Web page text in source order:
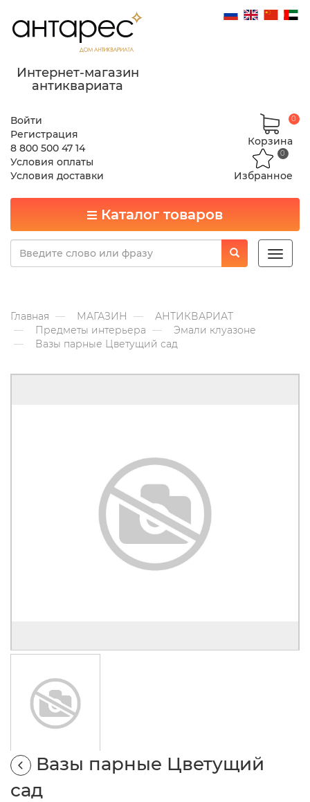
Интернет-магазин
антиквариата
Войти
Регистрация
8 800 500 47 14
Условия оплаты
Условия доставки
Корзина
0
Избранное
0
Каталог товаров
Toggle
Главная МАГАЗИН
АНТИКВАРИАТ
Предметы интерьера
Эмали клуазоне
Вазы парные Цветущий сад
Вазы парные Цветущий
сад